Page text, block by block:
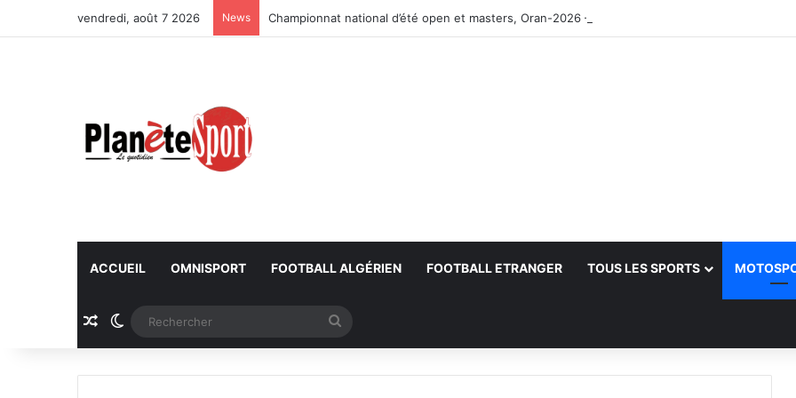
vendredi, août 7 2026 News Championnat national d’été open et masters, Oran-2026 — Le CRB s’adjuge le titre
ACCUEIL OMNISPORT FOOTBALL ALGÉRIEN FOOTBALL ETRANGER TOUS LES SPORTS
Article Aléatoire
Switch skin